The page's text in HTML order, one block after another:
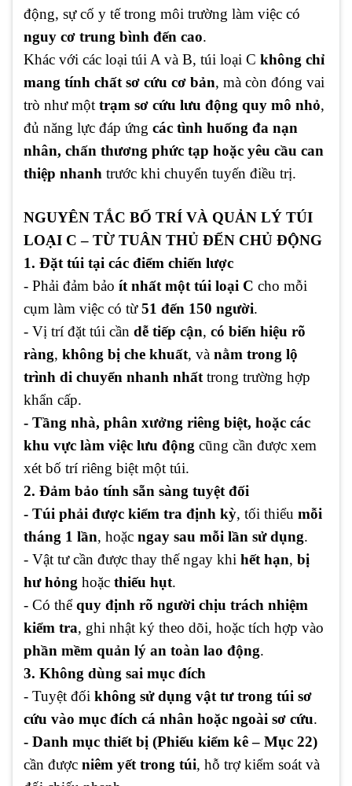
động, sự cố y tế trong môi trường làm việc có
nguy cơ trung bình đến cao.
Khác với các loại túi A và B, túi loại C không chỉ
mang tính chất sơ cứu cơ bản, mà còn đóng vai
trò như một trạm sơ cứu lưu động quy mô nhỏ,
đủ năng lực đáp ứng các tình huống đa nạn
nhân, chấn thương phức tạp hoặc yêu cầu can
thiệp nhanh trước khi chuyển tuyến điều trị.
NGUYÊN TẮC BỐ TRÍ VÀ QUẢN LÝ TÚI
LOẠI C – TỪ TUÂN THỦ ĐẾN CHỦ ĐỘNG
1. Đặt túi tại các điểm chiến lược
- Phải đảm bảo ít nhất một túi loại C cho mỗi
cụm làm việc có từ51 đến 150 người.
- Vị trí đặt túi cần dễ tiếp cận, có biển hiệu rõ
ràng, không bị che khuất, và nằm trong lộ
trình di chuyển nhanh nhất trong trường hợp
khẩn cấp.
- Tầng nhà, phân xưởng riêng biệt, hoặc các
khu vực làm việc lưu động cũng cần được xem
xét bố trí riêng biệt một túi.
2. Đảm bảo tính sẵn sàng tuyệt đối
- Túi phải được kiểm tra định kỳ, tối thiểu mỗi
tháng 1 lần, hoặc ngay sau mỗi lần sử dụng.
- Vật tư cần được thay thế ngay khi hết hạn, bị
hư hỏng hoặc thiếu hụt.
- Có thểquy định rõ người chịu trách nhiệm
kiểm tra, ghi nhật ký theo dõi, hoặc tích hợp vào
phần mềm quản lý an toàn lao động.
3. Không dùng sai mục đích
- Tuyệt đối không sử dụng vật tư trong túi sơ
cứu vào mục đích cá nhân hoặc ngoài sơ cứu.
- Danh mục thiết bị (Phiếu kiểm kê – Mục 22)
cần được niêm yết trong túi, hỗ trợ kiểm soát và